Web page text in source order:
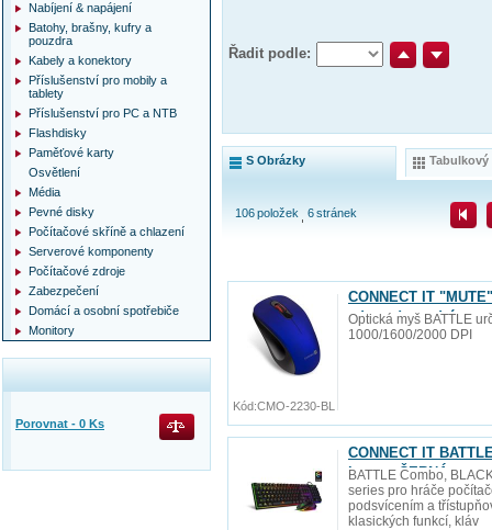
Řadit podle:
S Obrázky Tabulkový
106položek 6stránek
CONNECT IT
zdarma), modrá
Optická myš BATTLE
1000/1600/2000 DPI
Kód:CMO-2230-BL
CONNECT IT
layout, ČERNÁ
BATTLE Combo,
series pro hráče
podsvícením a
klasických funkcí, kláv
Nabíjení & napájení
Batohy, brašny, kufry a
pouzdra
Kabely a konektory
Příslušenství pro mobily a
tablety
Příslušenství pro PC a NTB
Flashdisky
Paměťové karty
Osvětlení
Média
Pevné disky
Počítačové skříně a chlazení
Serverové komponenty
Počítačové zdroje
Zabezpečení
Domácí a osobní spotřebiče
Monitory
Porovnat - 0 Ks